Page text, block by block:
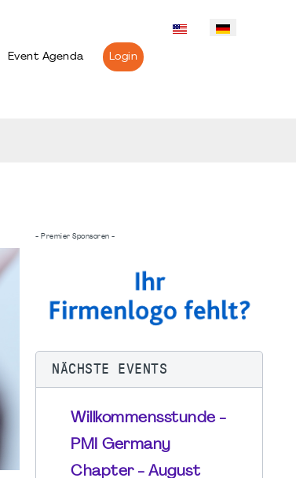
Event Agenda Login
- Premier Sponsoren -
NÄCHSTE EVENTS
Willkommensstunde -
PMI Germany
Chapter - August